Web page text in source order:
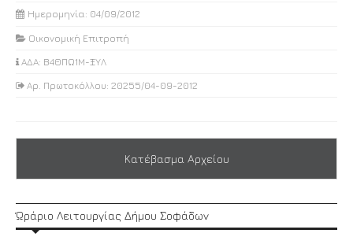
Ημερομηνία: 04/09/2012
Οικονομική Επιτροπή
ΑΔΑ: Β4ΘΠΩ1Μ-ΞΥΛ
Αρ. Πρωτοκόλλου: 20255/04-09-2012
Κατέβασμα Αρχείου
Ώράριο Λειτουργίας Δήμου Σοφάδων